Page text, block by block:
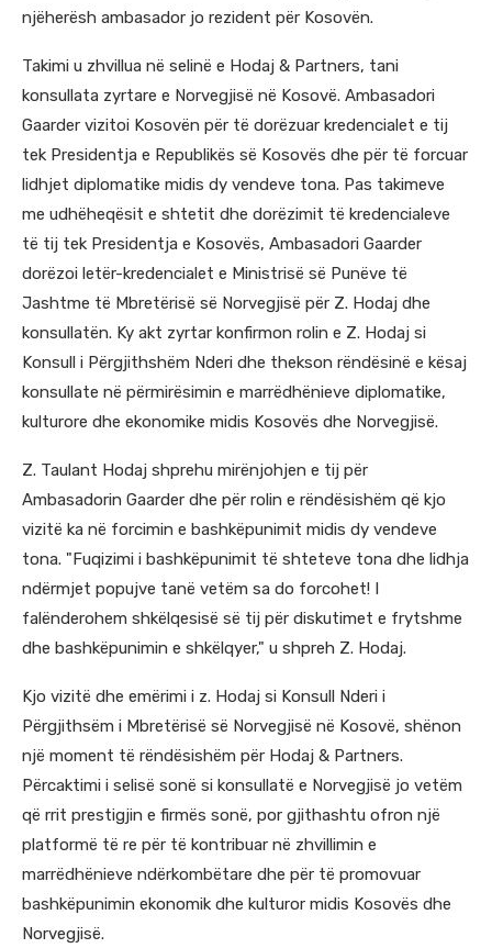
njëherësh ambasador jo rezident për Kosovën.
Takimi u zhvillua në selinë e Hodaj & Partners, tani
konsullata zyrtare e Norvegjisë në Kosovë. Ambasadori
Gaarder vizitoi Kosovën për të dorëzuar kredencialet e tij
tek Presidentja e Republikës së Kosovës dhe për të forcuar
lidhjet diplomatike midis dy vendeve tona. Pas takimeve
me udhëheqësit e shtetit dhe dorëzimit të kredencialeve
të tij tek Presidentja e Kosovës, Ambasadori Gaarder
dorëzoi letër-kredencialet e Ministrisë së Punëve të
Jashtme të Mbretërisë së Norvegjisë për Z. Hodaj dhe
konsullatën. Ky akt zyrtar konfirmon rolin e Z. Hodaj si
Konsull i Përgjithshëm Nderi dhe thekson rëndësinë e kësaj
konsullate në përmirësimin e marrëdhënieve diplomatike,
kulturore dhe ekonomike midis Kosovës dhe Norvegjisë.
Z. Taulant Hodaj shprehu mirënjohjen e tij për
Ambasadorin Gaarder dhe për rolin e rëndësishëm që kjo
vizitë ka në forcimin e bashkëpunimit midis dy vendeve
tona. "Fuqizimi i bashkëpunimit të shteteve tona dhe lidhja
ndërmjet popujve tanë vetëm sa do forcohet! I
falënderohem shkëlqesisë së tij për diskutimet e frytshme
dhe bashkëpunimin e shkëlqyer," u shpreh Z. Hodaj.
Kjo vizitë dhe emërimi i z. Hodaj si Konsull Nderi i
Përgjithsëm i Mbretërisë së Norvegjisë në Kosovë, shënon
një moment të rëndësishëm për Hodaj & Partners.
Përcaktimi i selisë sonë si konsullatë e Norvegjisë jo vetëm
që rrit prestigjin e firmës sonë, por gjithashtu ofron një
platformë të re për të kontribuar në zhvillimin e
marrëdhënieve ndërkombëtare dhe për të promovuar
bashkëpunimin ekonomik dhe kulturor midis Kosovës dhe
Norvegjisë.